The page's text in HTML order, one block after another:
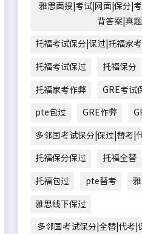
雅思面授|考试|网面|保分|
背答案|真
托福考试保分|保过|托福家
托福考试保过 托福保分
托福家考作弊 GRE考试
pte包过 GRE作弊
多邻国考试保分|保过|替考|
托福保分保过 托福全替
托福包过 pte替考
雅思线下保过
多邻国考试保分|全替|代考|